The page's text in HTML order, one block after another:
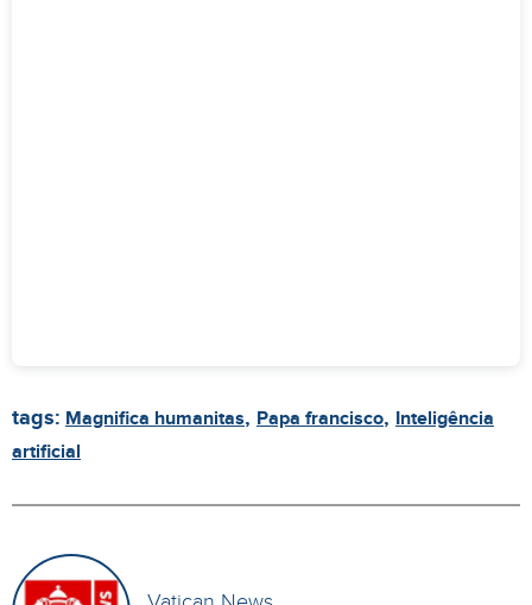
tags: Magnifica humanitas, Papa francisco, Inteligência
artificial